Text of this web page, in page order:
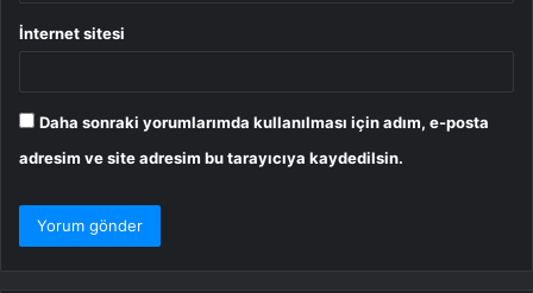
İnternet sitesi
Daha sonraki yorumlarımda kullanılması için adım, e-posta
adresim ve site adresim bu tarayıcıya kaydedilsin.